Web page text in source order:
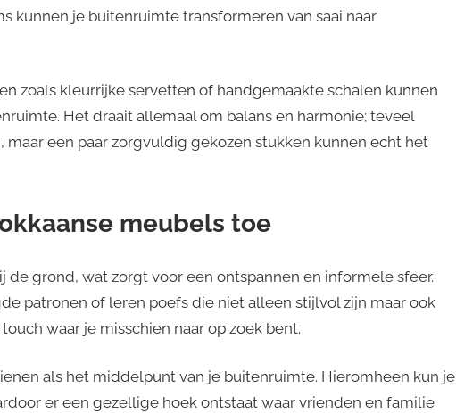
kunnen je buitenruimte transformeren van saai naar
zoals kleurrijke servetten of handgemaakte schalen kunnen
Het draait allemaal om balans en harmonie; teveel
een paar zorgvuldig gekozen stukken kunnen echt het
meubels toe
de grond, wat zorgt voor een ontspannen en informele sfeer.
patronen of leren poefs die niet alleen stijlvol zijn maar ook
waar je misschien naar op zoek bent.
als het middelpunt van je buitenruimte. Hieromheen kun je
er een gezellige hoek ontstaat waar vrienden en familie